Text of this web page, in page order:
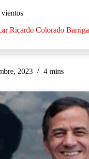
vientos
Ricardo Colorado Barriga
2023 4 mins